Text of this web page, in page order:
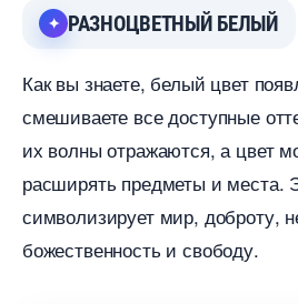
РАЗНОЦВЕТНЫЙ БЕЛЫЙ
Как вы знаете, белый цвет
смешиваете все доступные
их волны отражаются, а цвет
расширять предметы и места.
символизирует мир, доброту,
ожественность и свободу.